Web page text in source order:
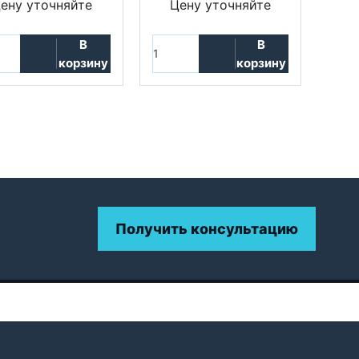
уточняйте
В
корзину
Цену уточняйте
В
корзину
Получить консультацию